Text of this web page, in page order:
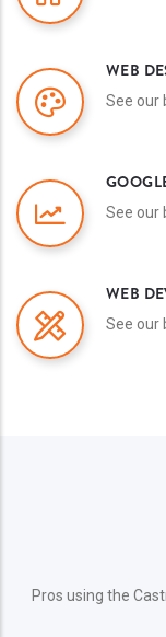
WEB
See our
See our
WEB
See our
Pros using the